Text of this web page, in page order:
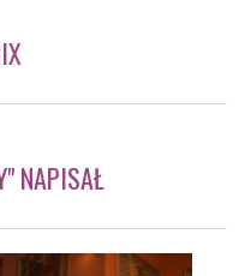
NAPISAŁ